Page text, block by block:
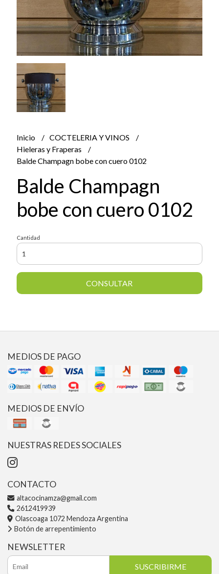
Inicio
COCTELERIA Y VINOS
Hieleras y Fraperas
Balde Champagn bobe con cuero 0102
Balde Champagn
bobe con cuero 0102
Cantidad
CONSULTAR
MEDIOS DE PAGO
MEDIOS DE ENVÍO
NUESTRAS REDES SOCIALES
CONTACTO
altacocinamza@gmail.com
2612419939
Olascoaga 1072 Mendoza Argentina
Botón de arrepentimiento
NEWSLETTER
SUSCRIBIRME